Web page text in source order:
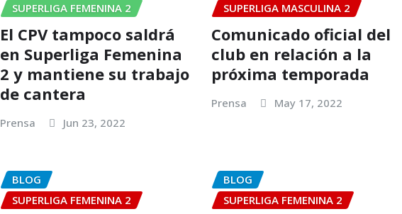
SUPERLIGA FEMENINA 2
El CPV tampoco saldrá
en Superliga Femenina
2 y mantiene su trabajo
de cantera
Prensa Jun 23, 2022
SUPERLIGA MASCULINA 2
Comunicado oficial del
club en relación a la
próxima temporada
Prensa May 17, 2022
BLOG
SUPERLIGA FEMENINA 2
BLOG
SUPERLIGA FEMENINA 2